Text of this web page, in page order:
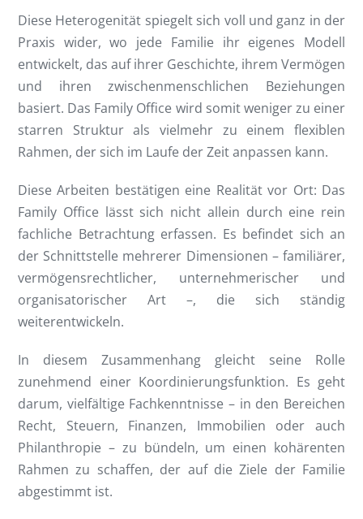
Diese Heterogenität spiegelt sich voll und ganz in der
Praxis wider, wo jede Familie ihr eigenes Modell
entwickelt, das auf ihrer Geschichte, ihrem Vermögen
und ihren zwischenmenschlichen Beziehungen
basiert. Das Family Office wird somit weniger zu einer
starren Struktur als vielmehr zu einem flexiblen
Rahmen, der sich im Laufe der Zeit anpassen kann.
Diese Arbeiten bestätigen eine Realität vor Ort: Das
Family Office lässt sich nicht allein durch eine rein
fachliche Betrachtung erfassen. Es befindet sich an
der Schnittstelle mehrerer Dimensionen – familiärer,
vermögensrechtlicher, unternehmerischer und
organisatorischer Art –, die sich ständig
weiterentwickeln.
In diesem Zusammenhang gleicht seine Rolle
zunehmend einer Koordinierungsfunktion. Es geht
darum, vielfältige Fachkenntnisse – in den Bereichen
Recht, Steuern, Finanzen, Immobilien oder auch
Philanthropie – zu bündeln, um einen kohärenten
Rahmen zu schaffen, der auf die Ziele der Familie
abgestimmt ist.